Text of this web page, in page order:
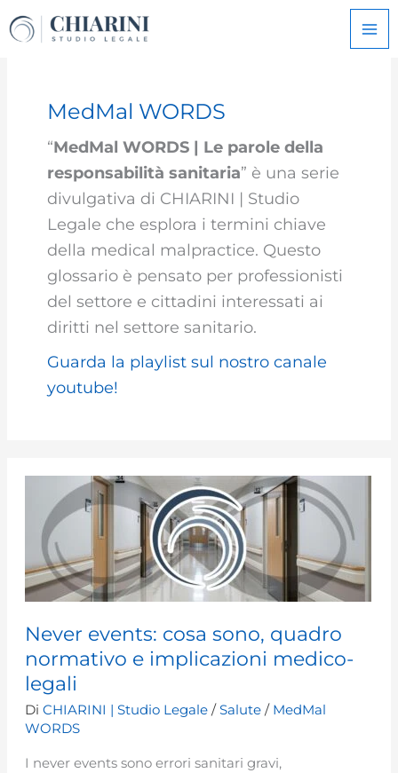
al
MedMal WORDS
“MedMal WORDS | Le parole della
responsabilità sanitaria” è una serie
divulgativa di CHIARINI | Studio
Legale che esplora i termini chiave
della medical malpractice. Questo
glossario è pensato per professionisti
del settore e cittadini interessati ai
diritti nel settore sanitario.
Guarda la playlist sul nostro canale
youtube!
Never events: cosa sono, quadro
normativo e implicazioni medico-
legali
DiCHIARINI | Studio Legale/Salute / MedMal
WORDS
I never events sono errori sanitari gravi,